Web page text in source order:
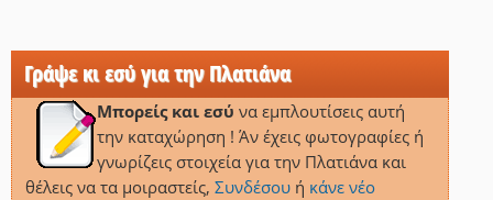
Γράψε κι εσύ για την Πλατιάνα
Μπορείς και εσύ να εμπλουτίσεις αυτή
την καταχώρηση ! Άν έχεις φωτογραφίες ή
γνωρίζεις στοιχεία για την Πλατιάνα και
θέλεις να τα μοιραστείς, Συνδέσουή κάνε νέο